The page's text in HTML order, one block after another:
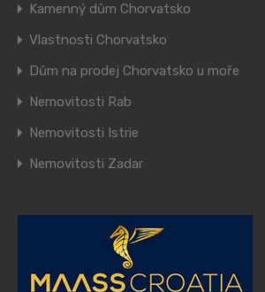
Kamenný dům Chorvatsko
Vlastnosti Chorvatsko
Dům na prodej Chorvatsko u moře
Nemovitosti Rab
Nemovitosti Istrie
Nemovitosti Zadar